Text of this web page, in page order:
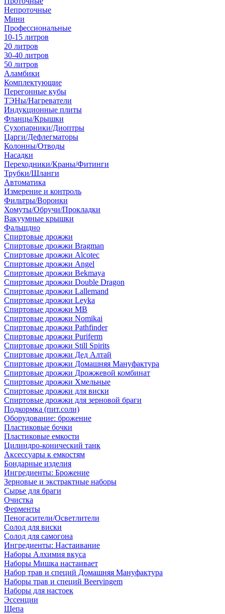
Непроточные
Мини
Профессиональные
10-15 литров
20 литров
30-40 литров
50 литров
Аламбики
Комплектующие
Перегонные кубы
ТЭНы/Нагреватели
Индукционные плиты
Фланцы/Крышки
Сухопарники/Диоптры
Царги/Дефлегматоры
Колонны/Отводы
Насадки
Переходники/Краны/Фитинги
Трубки/Шланги
Автоматика
Измерение и контроль
Фильтры/Воронки
Хомуты/Обручи/Прокладки
Вакуумные крышки
Фальшдно
Спиртовые дрожжи
Спиртовые дрожжи Bragman
Спиртовые дрожжи Alcotec
Спиртовые дрожжи Angel
Спиртовые дрожжи Bekmaya
Спиртовые дрожжи Double Dragon
Спиртовые дрожжи Lallemand
Спиртовые дрожжи Leyka
Спиртовые дрожжи MB
Спиртовые дрожжи Nomikai
Спиртовые дрожжи Pathfinder
Спиртовые дрожжи Puriferm
Спиртовые дрожжи Still Spirits
Спиртовые дрожжи Дед Алтай
Спиртовые дрожжи Домашняя Мануфактура
Спиртовые дрожжи Дрожжевой комбинат
Спиртовые дрожжи Хмельные
Спиртовые дрожжи для виски
Спиртовые дрожжи для зерновой браги
Подкормка (пит.соли)
Оборудование: брожение
Пластиковые бочки
Пластиковые емкости
Цилиндро-конический танк
Аксессуары к емкостям
Бондарные изделия
Ингредиенты: Брожение
Зерновые и экстрактные наборы
Сырье для браги
Очистка
Ферменты
Пеногасители/Осветлители
Солод для виски
Солод для самогона
Ингредиенты: Настаивание
Наборы Алхимия вкуса
Наборы Мишка настаивает
Набор трав и специй Домашняя Мануфактура
Наборы трав и специй Beervingem
Наборы для настоек
Эссенции
Щепа